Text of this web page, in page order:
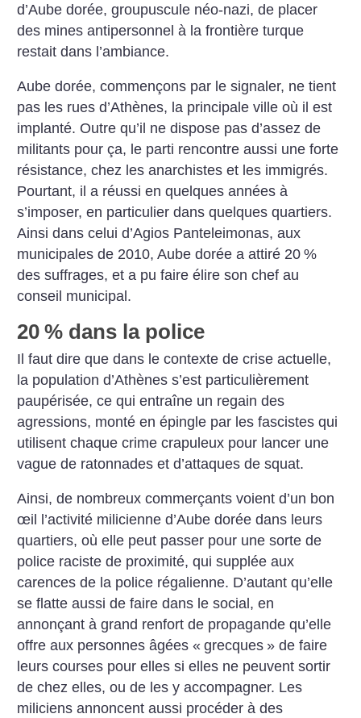
d’Aube dorée, groupuscule néo-nazi, de placer
des mines antipersonnel à la frontière turque
restait dans l’ambiance.
Aube dorée, commençons par le signaler, ne tient
pas les rues d’Athènes, la principale ville où il est
implanté. Outre qu’il ne dispose pas d’assez de
militants pour ça, le parti rencontre aussi une forte
résistance, chez les anarchistes et les immigrés.
Pourtant, il a réussi en quelques années à
s’imposer, en particulier dans quelques quartiers.
Ainsi dans celui d’Agios Panteleimonas, aux
municipales de 2010, Aube dorée a attiré 20 %
des suffrages, et a pu faire élire son chef au
conseil municipal.
20 % dans la police
Il faut dire que dans le contexte de crise actuelle,
la population d’Athènes s’est particulièrement
paupérisée, ce qui entraîne un regain des
agressions, monté en épingle par les fascistes qui
utilisent chaque crime crapuleux pour lancer une
vague de ratonnades et d’attaques de squat.
Ainsi, de nombreux commerçants voient d’un bon
œil l’activité milicienne d’Aube dorée dans leurs
quartiers, où elle peut passer pour une sorte de
police raciste de proximité, qui supplée aux
carences de la police régalienne. D’autant qu’elle
se flatte aussi de faire dans le social, en
annonçant à grand renfort de propagande qu’elle
offre aux personnes âgées « grecques » de faire
leurs courses pour elles si elles ne peuvent sortir
de chez elles, ou de les y accompagner. Les
miliciens annoncent aussi procéder à des